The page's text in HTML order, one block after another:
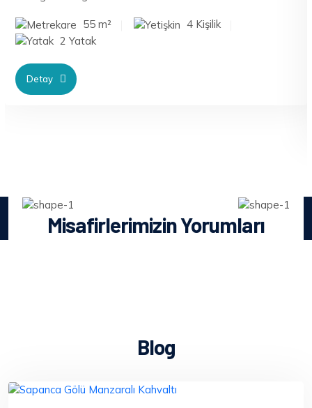
55 m²
4 Kişilik
2 Yatak
Detay
Misafirlerimizin Yorumları
Blog